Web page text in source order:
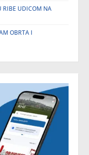
RIBE UDICOM NA
OBRTA I